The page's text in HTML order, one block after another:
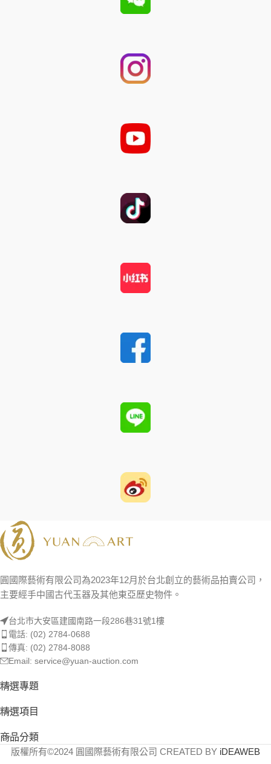
圓國際藝術有限公司為2023年12月於台北創立的藝術品拍賣公司，
主要經手中國古代玉器及其他東亞歷史物件。
台北市大安區建國南路一段286巷31號1樓
電話: (02) 2784-0688
傳真: (02) 2784-8088
Email: service@yuan-auction.com
精選專題
精選項目
商品分類
版權所有©2024 圓國際藝術有限公司 CREATED BY iDEAWEB